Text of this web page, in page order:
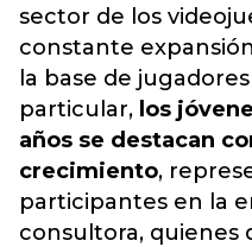
sector de los
constante
la base de
particular, los
años se destacan
crecimiento,
participantes en la
consultora, quienes